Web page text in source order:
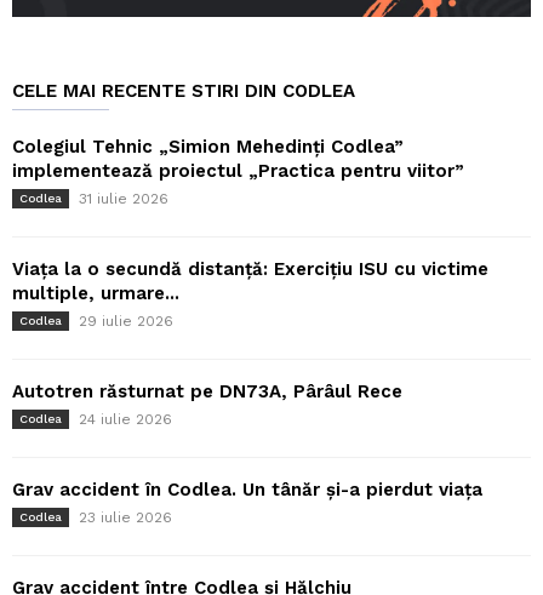
CELE MAI RECENTE STIRI DIN CODLEA
Colegiul Tehnic „Simion Mehedinți Codlea”
implementează proiectul „Practica pentru viitor”
Codlea 31 iulie 2026
Viața la o secundă distanță: Exercițiu ISU cu victime
multiple, urmare...
Codlea 29 iulie 2026
Autotren răsturnat pe DN73A, Pârâul Rece
Codlea 24 iulie 2026
Grav accident în Codlea. Un tânăr și-a pierdut viața
Codlea 23 iulie 2026
Grav accident între Codlea și Hălchiu